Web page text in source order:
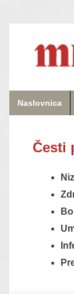
Naslovnica
Česti